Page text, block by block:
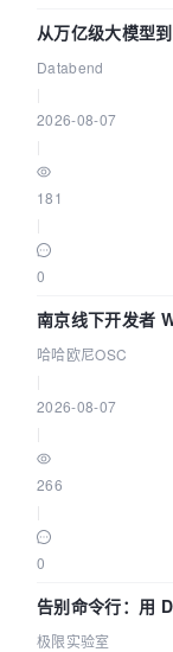
从万亿级大模型
企业构建全链路
Databend
2026-08-07
181
0
南京线下开发者
智能 Agent 应用
哈哈欧尼OSC
2026-08-07
266
0
告别命令行：用
极限实验室